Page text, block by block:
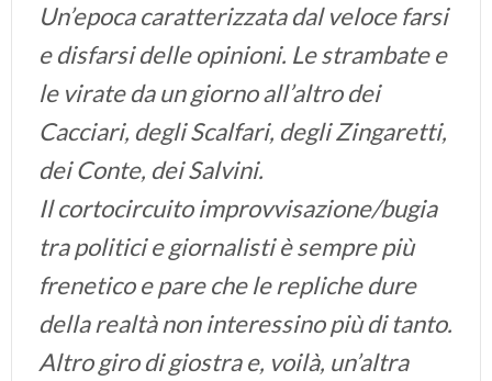
Un’epoca caratterizzata dal veloce farsi
e disfarsi delle opinioni. Le strambate e
le virate da un giorno all’altro dei
Cacciari, degli Scalfari, degli Zingaretti,
dei Conte, dei Salvini.
Il cortocircuito improvvisazione/bugia
tra politici e giornalisti è sempre più
frenetico e pare che le repliche dure
della realtà non interessino più di tanto.
Altro giro di giostra e, voilà, un’altra